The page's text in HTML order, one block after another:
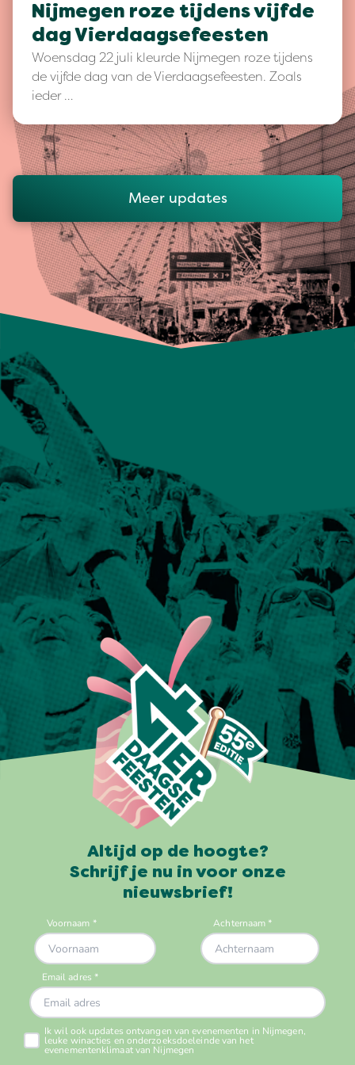
Nijmegen roze tijdens vijfde
dag Vierdaagsefeesten
Woensdag 22 juli kleurde Nijmegen roze tijdens
de vijfde dag van de Vierdaagsefeesten. Zoals
ieder …
Meer updates
Altijd op de hoogte?
Schrijf je nu in voor onze
nieuwsbrief!